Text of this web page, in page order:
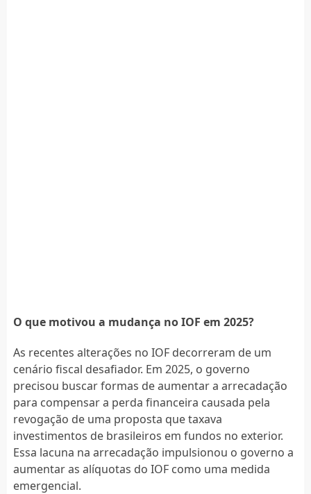
O que motivou a mudança no IOF em 2025?
As recentes alterações no IOF decorreram de um
cenário fiscal desafiador. Em 2025, o governo
precisou buscar formas de aumentar a arrecadação
para compensar a perda financeira causada pela
revogação de uma proposta que taxava
investimentos de brasileiros em fundos no exterior.
Essa lacuna na arrecadação impulsionou o governo a
aumentar as alíquotas do IOF como uma medida
emergencial.